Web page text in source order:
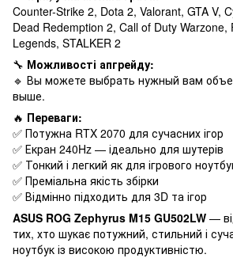
Counter-Strike 2, Dota 2, Valorant, GTA V,
Dead Redemption 2, Call of Duty Warzone,
Legends, STALKER 2
🔧 Можливості апгрейду:
🔹 Вы можете выбрать нужный вам
выше.
🔥 Переваги:
✅ Потужна RTX 2070 для сучасних ігор
✅ Екран 240Hz — ідеально для шутерів
✅ Тонкий і легкий як для ігрового
✅ Преміальна якість збірки
✅ Відмінно підходить для 3D та ігор
ASUS ROG Zephyrus M15 GU502LW —
тих, хто шукає потужний, стильний і
ноутбук із високою продуктивністю.